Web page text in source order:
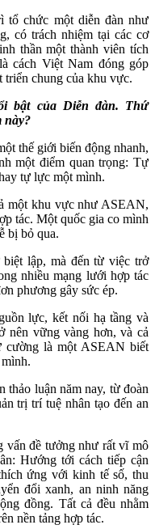
tổ chức một diễn đàn như
có trách nhiệm tại các cơ
thần một thành viên tích
cách Việt Nam đóng góp
triển chung của khu vực.
bật của Diễn đàn. Thứ
này?
thế giới biến động nhanh,
một điểm quan trọng: Tự
tự lực một mình.
một khu vực như ASEAN,
tác. Một quốc gia co mình
bị bỏ qua.
lập, mà đến từ việc trở
nhiều mạng lưới hợp tác
phương gây sức ép.
lực, kết nối hạ tầng và
nên vững vàng hơn, và cả
cường là một ASEAN biết
thảo luận năm nay, từ đoàn
trị trí tuệ nhân tạo đến an
vấn đề tưởng như rất vĩ mô
Hướng tới cách tiếp cận
ứng với kinh tế số, thu
đổi xanh, an ninh năng
đồng. Tất cả đều nhằm
nền tảng hợp tác.